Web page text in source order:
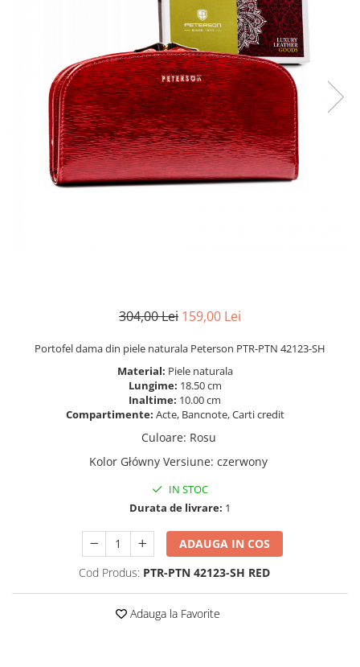
304,00 Lei 159,00 Lei
Portofel dama din piele naturala Peterson PTR-PTN 42123-SH
Material: Piele naturala
Lungime: 18.50 cm
Inaltime: 10.00 cm
Compartimente: Acte, Bancnote, Carti credit
Culoare: Rosu
Kolor Główny Versiune: czerwony
IN STOC
Durata de livrare: 1
ADAUGA IN COS
Cod Produs: PTR-PTN 42123-SH RED
Adauga la Favorite